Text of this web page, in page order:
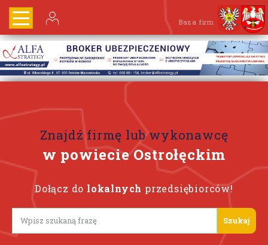
Baza firm
Znajdź firmę lub wykonawcę
w powiecie Ostrołęckim
Dołącz do lokalnych przedsiębiorców!